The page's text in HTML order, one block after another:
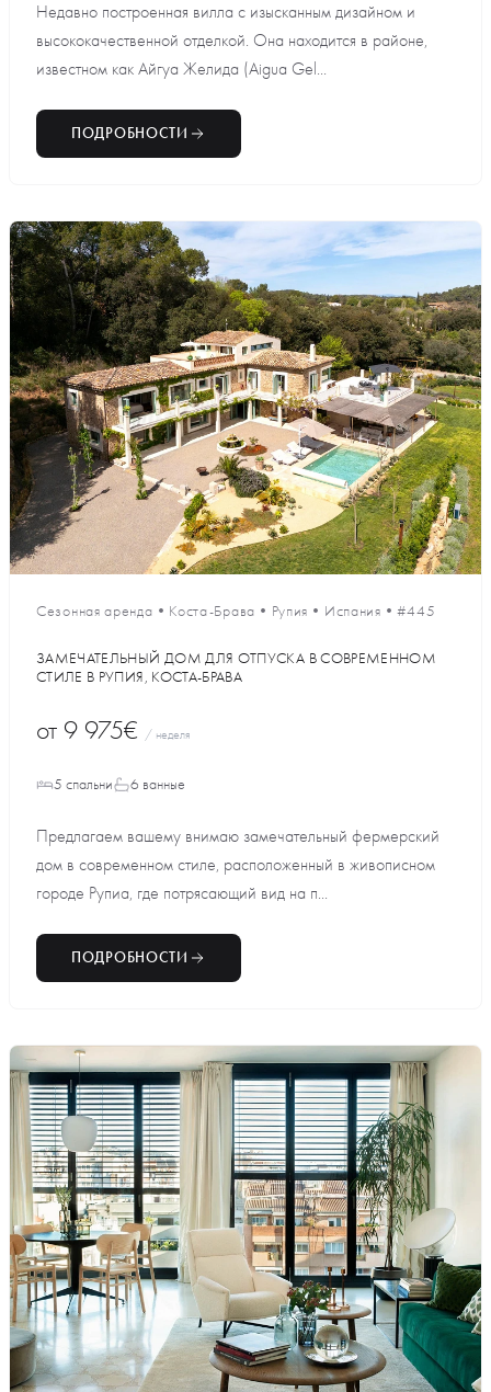
Недавно построенная вилла с изысканным дизайном и
высококачественной отделкой. Она находится в районе,
известном как Айгуа Желида (Aigua Gel...
ПОДРОБНОСТИ
Сезонная аренда • Коста-Брава • Рупия • Испания •#445
ЗАМЕЧАТЕЛЬНЫЙ ДОМ ДЛЯ ОТПУСКА В СОВРЕМЕННОМ
СТИЛЕ В РУПИЯ, КОСТА-БРАВА
от 9 975€ / неделя
5 спальни 6 ванные
Предлагаем вашему внимаю замечательный фермерский
дом в современном стиле, расположенный в живописном
городе Рупиа, где потрясающий вид на п...
ПОДРОБНОСТИ